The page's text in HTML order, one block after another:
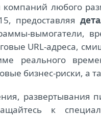
компаний любого
предоставляя
вымогатели,
URL-адреса,
реального
бизнес-риски, а
развертывания
к